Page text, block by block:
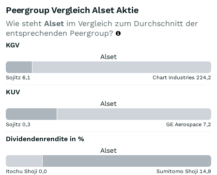
Peergroup Vergleich Alset Aktie
Wie steht Alset im Vergleich zum Durchschnitt der
entsprechenden Peergroup?
KGV
Alset
Sojitz 6,1 Chart Industries 224,2
KUV
Alset
Sojitz 0,3 GE Aerospace 7,2
Dividendenrendite in %
Alset
Itochu Shoji 0,0 Sumitomo Shoji 14,9